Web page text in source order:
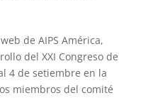
de AIPS América,
del XXI Congreso de
4 de setiembre en la
miembros del comité